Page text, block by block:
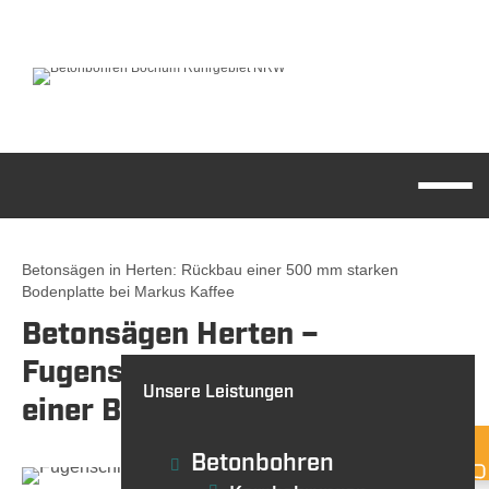
BETONBOHREN
BETONSÄGEN/
WANDSÄGEN
Betonsägen in Herten: Rückbau einer 500 mm starken
Bodenplatte bei Markus Kaffee
Betonsägen Herten –
Fugenschneiden und Rückbau
einer Bodenplatte
Unsere Leistungen
Betonbohren